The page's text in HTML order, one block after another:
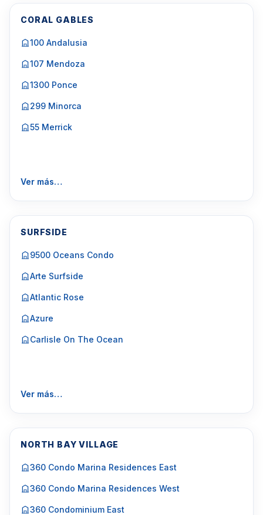
CORAL GABLES
100 Andalusia
107 Mendoza
1300 Ponce
299 Minorca
55 Merrick
Ver más…
SURFSIDE
9500 Oceans Condo
Arte Surfside
Atlantic Rose
Azure
Carlisle On The Ocean
Ver más…
NORTH BAY VILLAGE
360 Condo Marina Residences East
360 Condo Marina Residences West
360 Condominium East